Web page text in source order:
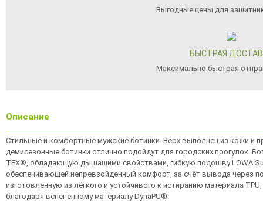
Выгодные цены для
БЫСТРАЯ
Максимально быстрая
Описание
Стильные и комфортные мужские ботинки. Верх выполнен из кожи и
демисезонные ботинки отлично подойдут для городских прогулок.
TEX®, обладающую дышащими свойствами, гибкую подошву LOWA
обеспечивающей непревзойденный комфорт, за счёт вывода через
изготовленную из лёгкого и устойчивого к истиранию материала
благодаря вспененному материалу DynaPU®.